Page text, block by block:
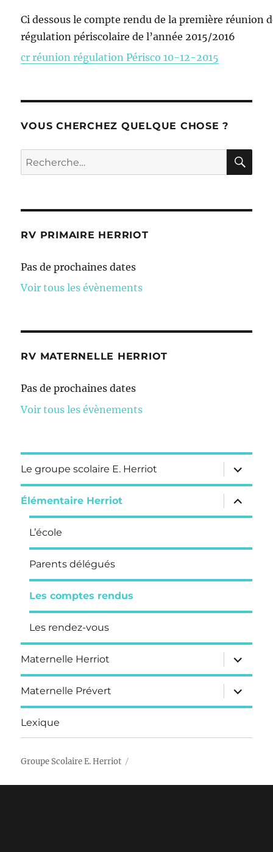
Ci dessous le compte rendu de la première réunion
régulation périscolaire de l’année 2015/2016
cr réunion régulation Périsco 10-12-2015
VOUS CHERCHEZ QUELQUE CHOSE ?
Recherche
pour :
RV PRIMAIRE HERRIOT
Pas de prochaines dates
Voir tous les évènements
RV MATERNELLE HERRIOT
Pas de prochaines dates
Voir tous les évènements
Le groupe scolaire E. Herriot
ouvrir
le
sous-
menu
Élémentaire Herriot
ouvrir
le
sous-
L’école
Parents délégués
Les comptes rendus
Les rendez-vous
Maternelle Herriot
ouvrir
le
sous-
menu
Maternelle Prévert
ouvrir
le
sous-
Lexique
Groupe Scolaire E. Herriot